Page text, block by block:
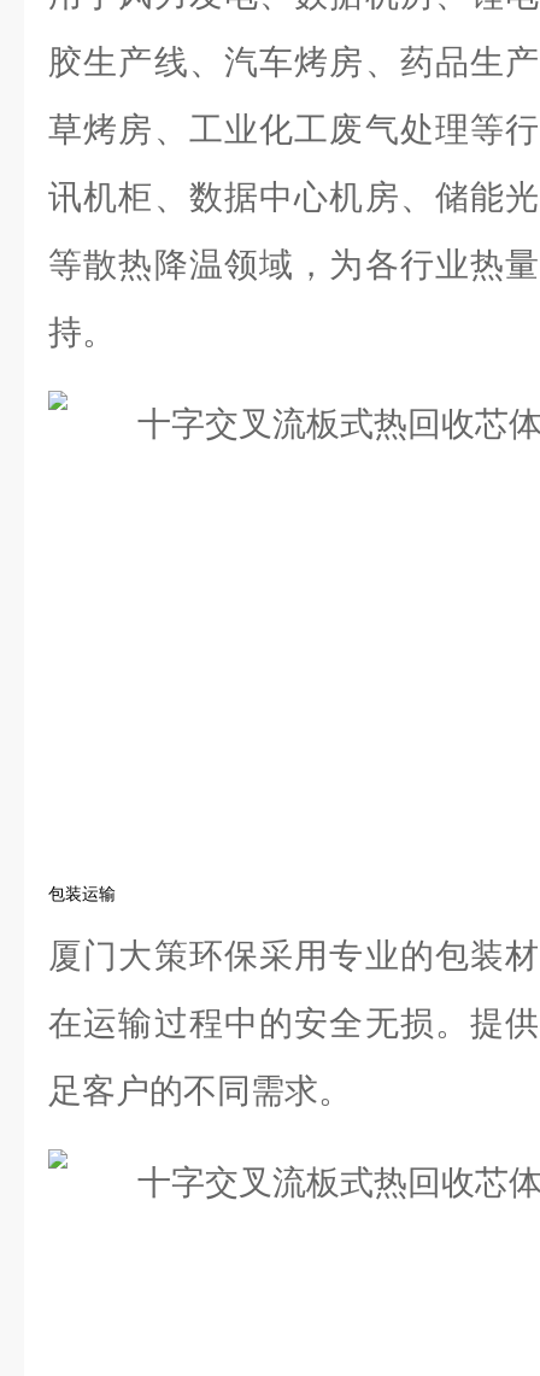
胶生产线、汽车烤房、药品生
草烤房、工业化工废气处理等
讯机柜、数据中心机房、储能
等散热降温领域，为各行业热
持。
包装运输
厦门大策环保采用专业的包装
在运输过程中的安全无损。提
足客户的不同需求。